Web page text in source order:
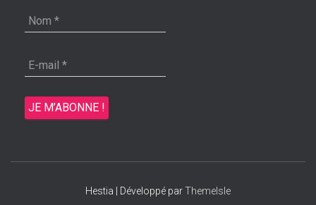
Hestia | Développé parThemeIsle